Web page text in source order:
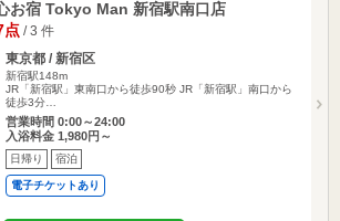
お宿 Tokyo Man 新宿駅南口店
点 / 3 件
東京都 / 新宿区
新宿駅148m
JR「新宿駅」東南口から徒歩90秒 JR「新宿駅」南口から
徒歩3分…
営業時間 0:00～24:00
入浴料金 1,980円～
日帰り 宿泊
電子チケットあり